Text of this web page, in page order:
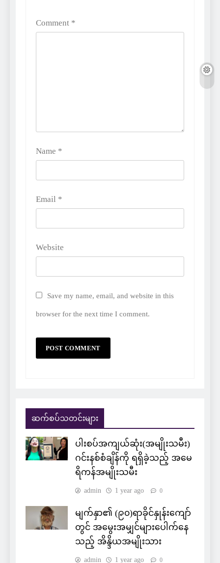
Comment *
Name *
Email *
Website
Save my name, email, and website in this
browser for the next time I comment.
ဆက်စပ်သတင်းများ
ပါးစပ်အကျယ်ဆုံး(အမျိုးသမီး)
ဂင်းနစ်စံချိန်ကို ရရှိခဲ့သည့် အမေ
ရိကန်အမျိုးသမီး
admin 1 year ago 0
မျက်နှာ၏ (၉၀)ရာခိုင်နှုန်းကျော်
တွင် အမွေးအမျှင်များပေါက်နေ
သည့် အိန္ဒိယအမျိုးသား
admin 1 year ago 0